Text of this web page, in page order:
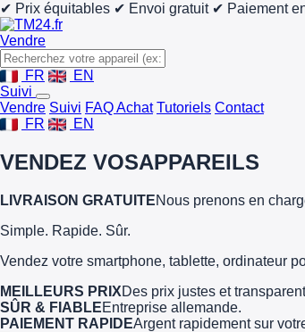
✔ Prix équitables ✔ Envoi gratuit ✔ Paiement
Vendre
FR
EN
Suivi
Vendre Suivi FAQ Achat Tutoriels Contact
FR
EN
VENDEZ VOSAPPAREILS
LIVRAISON GRATUITENous prenons en
Simple. Rapide. Sûr.
Vendez votre smartphone, tablette, ordinateur
MEILLEURS PRIXDes prix justes et
SÛR & FIABLEEntreprise allemande.
PAIEMENT RAPIDEArgent rapidement sur